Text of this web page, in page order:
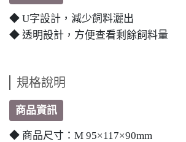
◆ U字設計，減少飼料灑出
◆ 透明設計，方便查看剩餘飼料量
規格說明
商品資訊
◆ 商品尺寸：M 95×117×90mm